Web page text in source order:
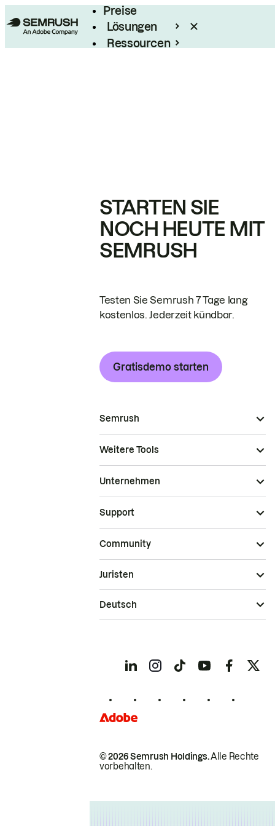
Preise
Lösungen
Ressourcen
STARTEN SIE
NOCH HEUTE MIT
SEMRUSH
Testen Sie Semrush 7 Tage lang
kostenlos. Jederzeit kündbar.
Gratisdemo starten
Semrush
Weitere Tools
Unternehmen
Support
Community
© 2026 Semrush Holdings.Alle Rechte
vorbehalten.
Juristen
Deutsch